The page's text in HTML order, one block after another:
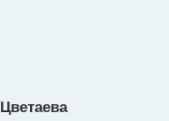
Цветаева